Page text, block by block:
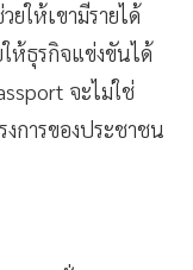
ยให้เขามีรายได้
ห้ธุรกิจแข่งขันได้
จะไม่ใช่
งการของประชาชน